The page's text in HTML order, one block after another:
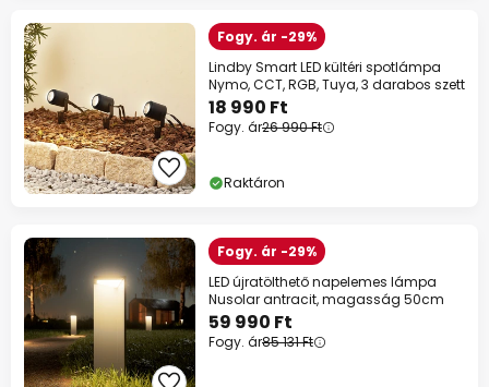
Fogy. ár -29%
Lindby Smart LED kültéri spotlámpa
Nymo, CCT, RGB, Tuya, 3 darabos szett
18 990 Ft
Fogy. ár26 990 Ft
Raktáron
Fogy. ár -29%
LED újratölthető napelemes lámpa
Nusolar antracit, magasság 50cm
59 990 Ft
Fogy. ár85 131 Ft